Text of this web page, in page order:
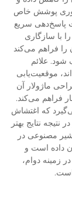
پوشش خاص
پاسخ‌دهی سریع
با سازگاری
فراهم می‌کند
شود. علائم
موقعیت‌یابی
ماژولار آن
فراهم می‌کند.
که اغتشاش
نتایج بهتر
مصنوعی در
داده است و
زمینه دوام،
است.